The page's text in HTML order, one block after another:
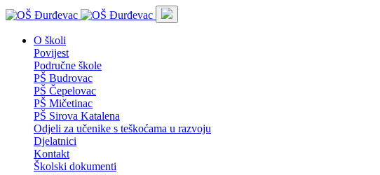
O školi
Povijest
Područne škole
PŠ Budrovac
PŠ Čepelovac
PŠ Mičetinac
PŠ Sirova Katalena
Odjeli za učenike s teškoćama u razvoju
Djelatnici
Kontakt
Školski dokumenti